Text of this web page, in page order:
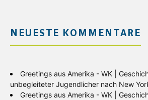
NEUESTE KOMMENTARE
Greetings aus Amerika - WK |
unbegleiteter Jugendlicher nach New
Greetings aus Amerika - WK |